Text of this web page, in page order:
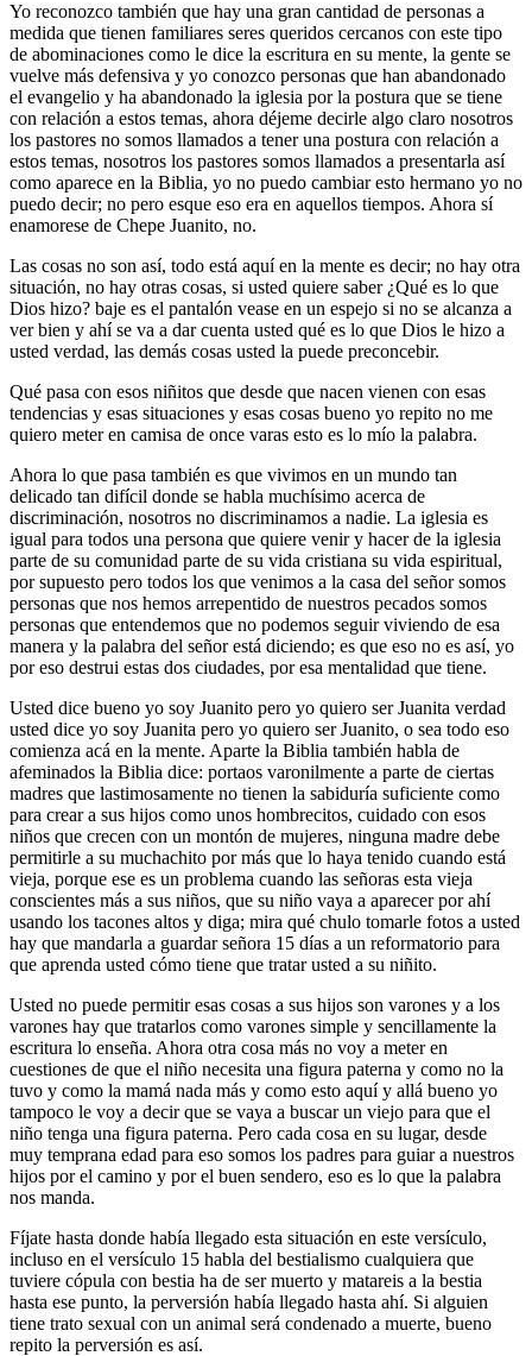
Yo reconozco también que hay una gran cantidad de personas a
medida que tienen familiares seres queridos cercanos con este tipo
de abominaciones como le dice la escritura en su mente, la gente se
vuelve más defensiva y yo conozco personas que han abandonado
el evangelio y ha abandonado la iglesia por la postura que se tiene
con relación a estos temas, ahora déjeme decirle algo claro nosotros
los pastores no somos llamados a tener una postura con relación a
estos temas, nosotros los pastores somos llamados a presentarla así
como aparece en la Biblia, yo no puedo cambiar esto hermano yo no
puedo decir; no pero esque eso era en aquellos tiempos. Ahora sí
enamorese de Chepe Juanito, no.
Las cosas no son así, todo está aquí en la mente es decir; no hay otra
situación, no hay otras cosas, si usted quiere saber ¿Qué es lo que
Dios hizo? baje es el pantalón vease en un espejo si no se alcanza a
ver bien y ahí se va a dar cuenta usted qué es lo que Dios le hizo a
usted verdad, las demás cosas usted la puede preconcebir.
Qué pasa con esos niñitos que desde que nacen vienen con esas
tendencias y esas situaciones y esas cosas bueno yo repito no me
quiero meter en camisa de once varas esto es lo mío la palabra.
Ahora lo que pasa también es que vivimos en un mundo tan
delicado tan difícil donde se habla muchísimo acerca de
discriminación, nosotros no discriminamos a nadie. La iglesia es
igual para todos una persona que quiere venir y hacer de la iglesia
parte de su comunidad parte de su vida cristiana su vida espiritual,
por supuesto pero todos los que venimos a la casa del señor somos
personas que nos hemos arrepentido de nuestros pecados somos
personas que entendemos que no podemos seguir viviendo de esa
manera y la palabra del señor está diciendo; es que eso no es así, yo
por eso destrui estas dos ciudades, por esa mentalidad que tiene.
Usted dice bueno yo soy Juanito pero yo quiero ser Juanita verdad
usted dice yo soy Juanita pero yo quiero ser Juanito, o sea todo eso
comienza acá en la mente. Aparte la Biblia también habla de
afeminados la Biblia dice: portaos varonilmente a parte de ciertas
madres que lastimosamente no tienen la sabiduría suficiente como
para crear a sus hijos como unos hombrecitos, cuidado con esos
niños que crecen con un montón de mujeres, ninguna madre debe
permitirle a su muchachito por más que lo haya tenido cuando está
vieja, porque ese es un problema cuando las señoras esta vieja
conscientes más a sus niños, que su niño vaya a aparecer por ahí
usando los tacones altos y diga; mira qué chulo tomarle fotos a usted
hay que mandarla a guardar señora 15 días a un reformatorio para
que aprenda usted cómo tiene que tratar usted a su niñito.
Usted no puede permitir esas cosas a sus hijos son varones y a los
varones hay que tratarlos como varones simple y sencillamente la
escritura lo enseña. Ahora otra cosa más no voy a meter en
cuestiones de que el niño necesita una figura paterna y como no la
tuvo y como la mamá nada más y como esto aquí y allá bueno yo
tampoco le voy a decir que se vaya a buscar un viejo para que el
niño tenga una figura paterna. Pero cada cosa en su lugar, desde
muy temprana edad para eso somos los padres para guiar a nuestros
hijos por el camino y por el buen sendero, eso es lo que la palabra
nos manda.
Fíjate hasta donde había llegado esta situación en este versículo,
incluso en el versículo 15 habla del bestialismo cualquiera que
tuviere cópula con bestia ha de ser muerto y matareis a la bestia
hasta ese punto, la perversión había llegado hasta ahí. Si alguien
tiene trato sexual con un animal será condenado a muerte, bueno
repito la perversión es así.